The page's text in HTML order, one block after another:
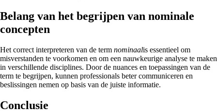
Belang van het begrijpen van nominale
concepten
Het correct interpreteren van de term nominaalis essentieel om
misverstanden te voorkomen en om een nauwkeurige analyse te maken
in verschillende disciplines. Door de nuances en toepassingen van de
term te begrijpen, kunnen professionals beter communiceren en
beslissingen nemen op basis van de juiste informatie.
Conclusie